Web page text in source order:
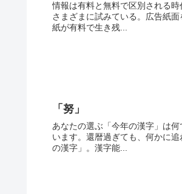
情報は有料と無料で区別される
さまざまに試みている。広告紙
紙が有料で生き残...
「努」
あなたの選ぶ「今年の漢字」は
います。還暦過ぎても、何かに
の漢字」。漢字能...